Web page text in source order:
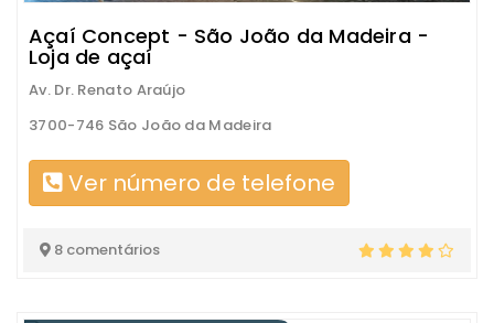
Açaí Concept - São João da Madeira -
Loja de açaí
Av. Dr. Renato Araújo
3700-746 São João da Madeira
Ver número de telefone
8 comentários